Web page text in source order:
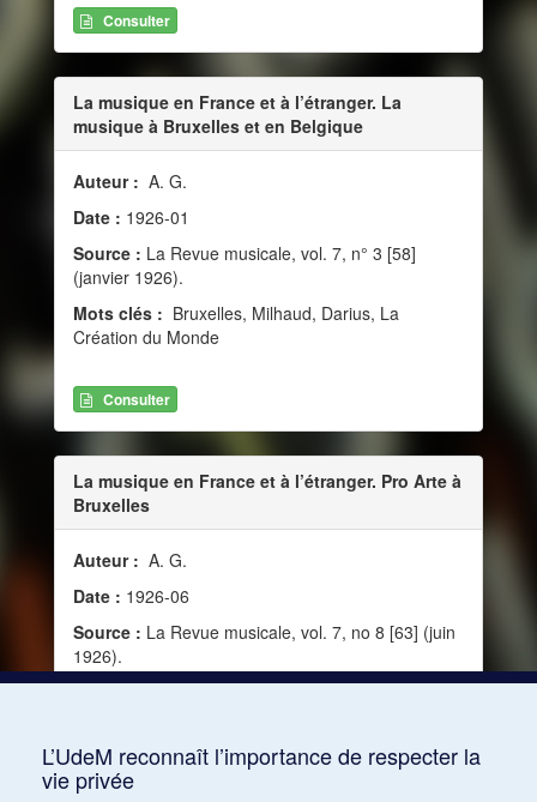
Consulter
La musique en France et à l’étranger. La
musique à Bruxelles et en Belgique
Auteur : A. G.
Date : 1926-01
Source : La Revue musicale, vol. 7, n° 3 [58]
(janvier 1926).
Mots clés : Bruxelles, Milhaud, Darius, La
Création du Monde
Consulter
La musique en France et à l’étranger. Pro Arte à
Bruxelles
Auteur : A. G.
Date : 1926-06
Source : La Revue musicale, vol. 7, no 8 [63] (juin
1926).
Mots clés :Satie, Erik, Rimski-Korsakov, Nikolaï,
L’UdeM reconnaît l’importance de respecter la
vie privée